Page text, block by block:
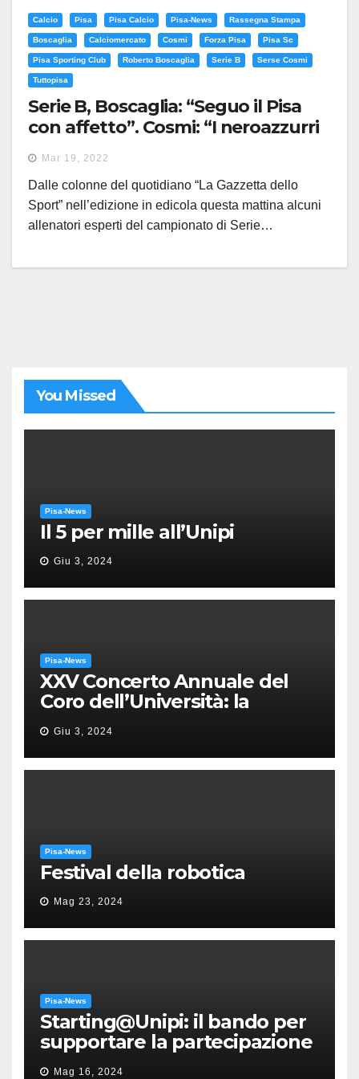
Calcio Pisa Pisa Calcio Pisa-News Rassegna Stampa
Boscaglia Calciomercato Cosmi Forza Pisa Pisa Sc
Pisa Sporting Club Roberto Boscaglia Serie B Serse Cosmi
Tuttopisa
Serie B, Boscaglia: “Seguo il Pisa
con affetto”. Cosmi: “I neroazzurri
hanno capito di potersela giocare”
Mar 19, 2022
Dalle colonne del quotidiano “La Gazzetta dello
Sport” nell’edizione in edicola questa mattina alcuni
allenatori esperti del campionato di Serie…
You Missed
Pisa-News
Il 5 per mille all’Unipi
Giu 3, 2024
Pisa-News
XXV Concerto Annuale del
Coro dell’Università: la
“Messa in gloria” di Giacomo
Puccini
Giu 3, 2024
Pisa-News
Festival della robotica
Mag 23, 2024
Pisa-News
Starting@Unipi: il bando per
supportare la partecipazione
all’ERC Starting Grant
Mag 16, 2024